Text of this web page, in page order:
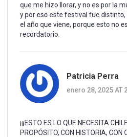
que me hizo llorar, y no es por la
y por eso este festival fue distinto,
el año que viene, porque esto no
recordatorio.
Patricia Perra
enero 28, 2025 AT
¡¡¡ESTO ES LO QUE NECESITA
PROPÓSITO, CON HISTORIA, CON